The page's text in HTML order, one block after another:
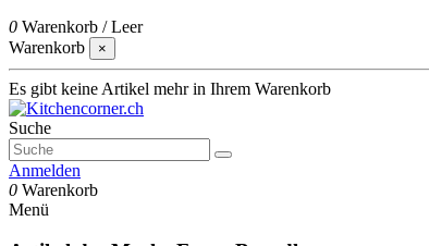
0 Warenkorb /Leer
Warenkorb
×
Es gibt keine Artikel mehr in Ihrem Warenkorb
Suche
Anmelden
0 Warenkorb
Menü